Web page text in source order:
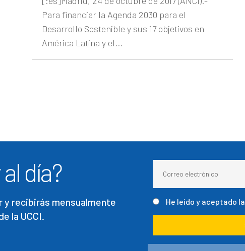
Para financiar la Agenda 2030 para el
Desarrollo Sostenible y sus 17 objetivos en
América Latina y el...
día?
recibirás mensualmente
la UCCI.
He leído y aceptado la